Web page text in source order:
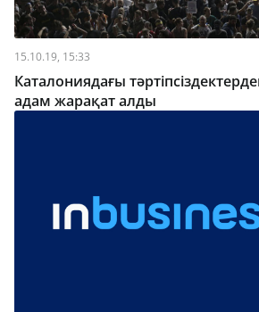
15.10.19, 15:33
Каталониядағы
адам жарақат алды